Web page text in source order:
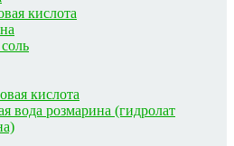
кислота
кислота
вода розмарина (гидролат